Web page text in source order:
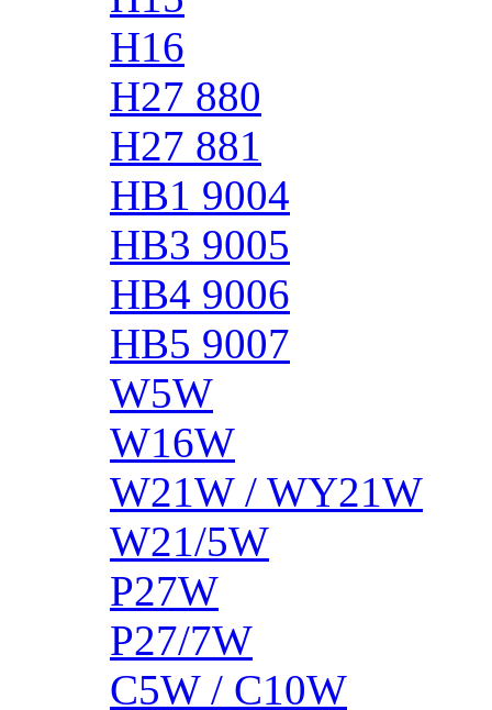
H16
H27 880
H27 881
HB1 9004
HB3 9005
HB4 9006
HB5 9007
W5W
W16W
W21W / WY21W
W21/5W
P27W
P27/7W
C5W / C10W